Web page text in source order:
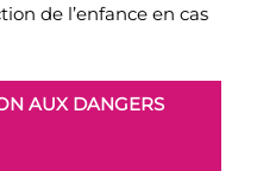
de l’enfance en cas
AUX DANGERS